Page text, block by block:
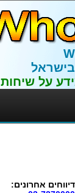
בישראל
על שיחות
דיווחים אחרונים: